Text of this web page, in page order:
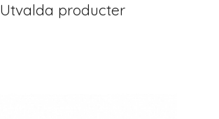
Utvalda producter